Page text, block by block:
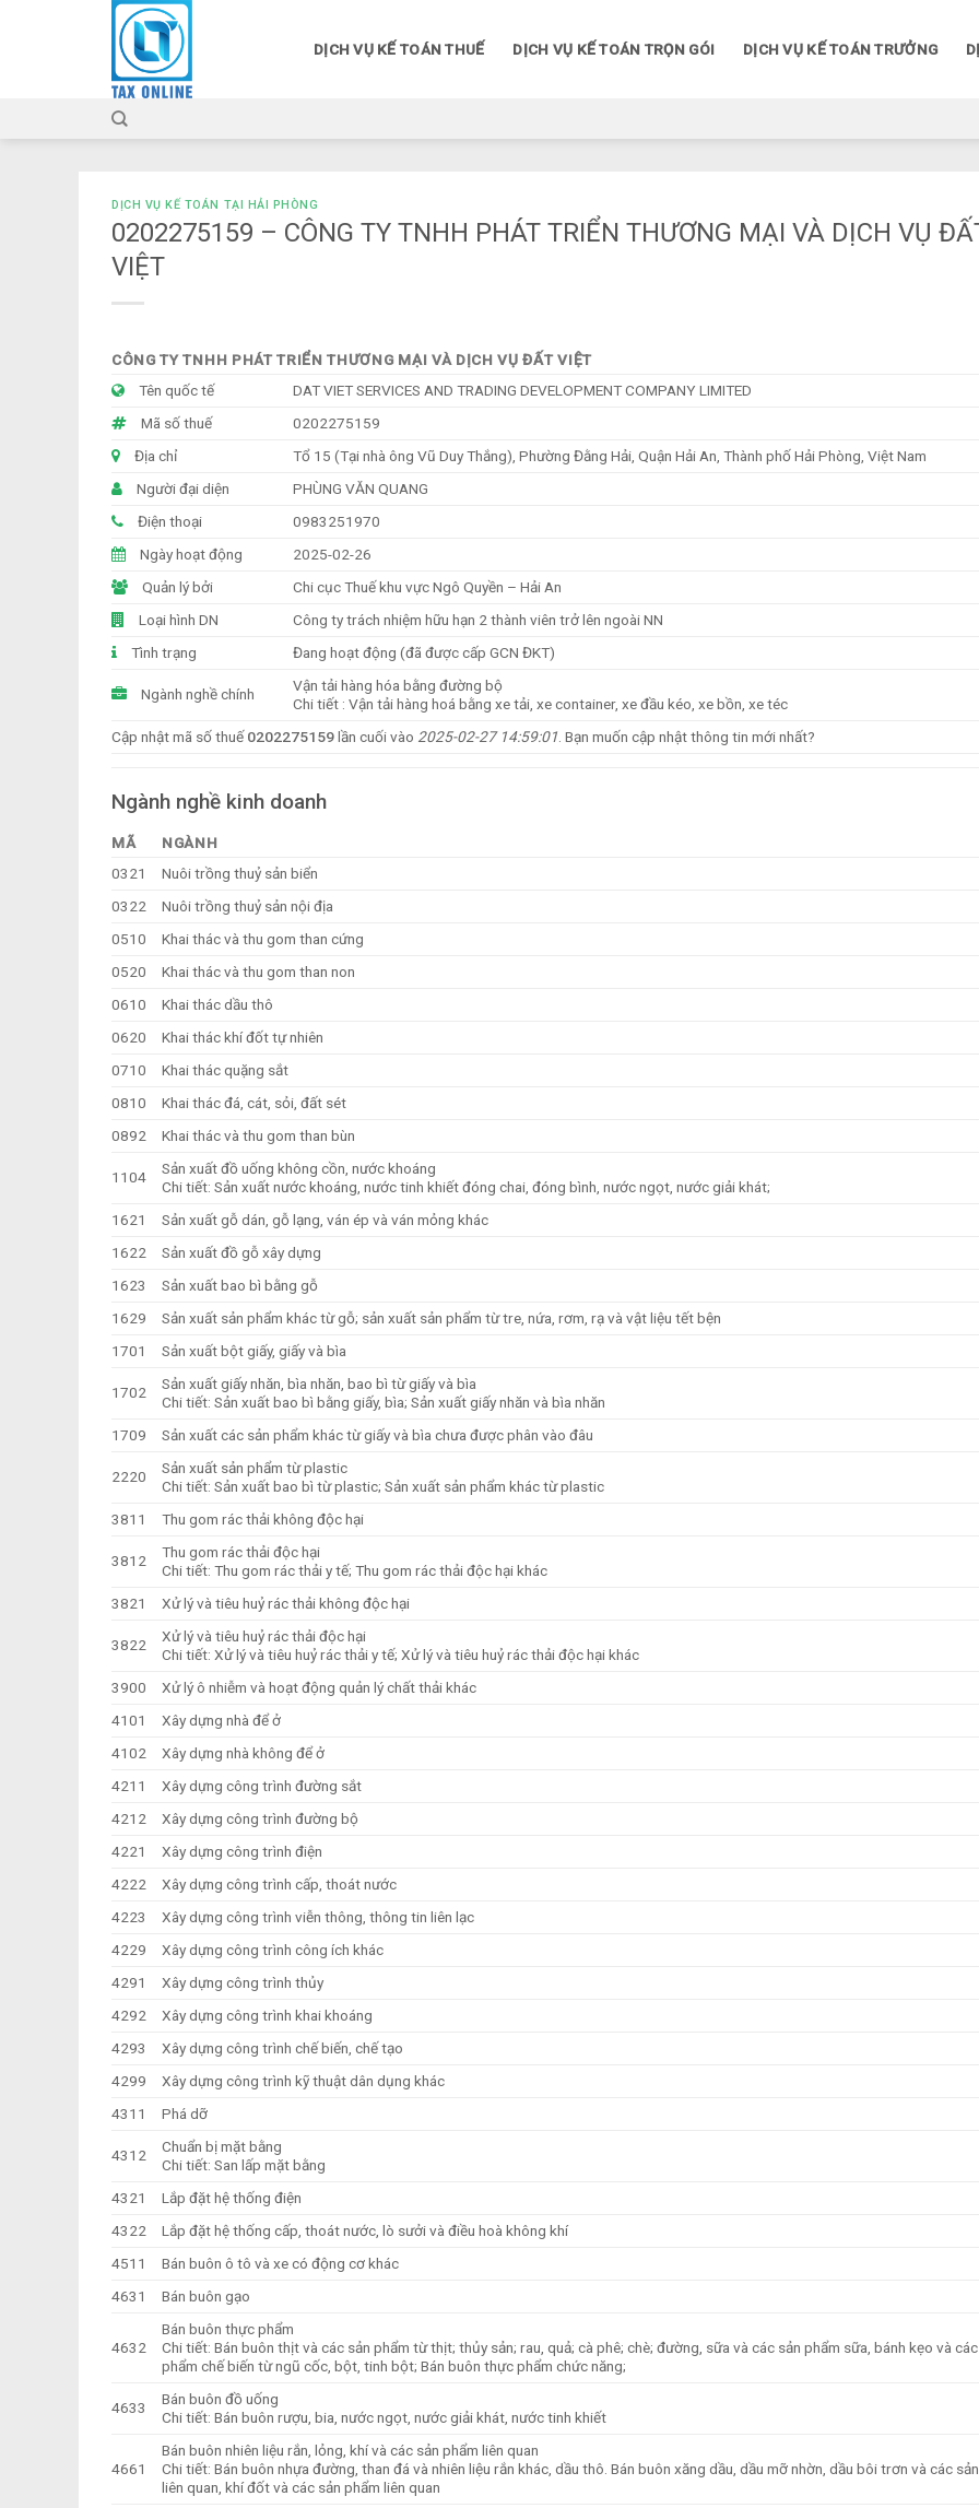
DỊCH VỤ KẾ TOÁN THUẾ DỊCH VỤ KẾ TOÁN TRỌN GÓI DỊCH VỤ KẾ TOÁN TRƯỞNG
DỊCH VỤ KẾ TOÁN TẠI HẢI PHÒNG
0202275159 – CÔNG TY TNHH PHÁT TRIỂN THƯƠNG MẠI VÀ DỊCH VỤ
VIỆT
CÔNG TY TNHH PHÁT TRIỂN THƯƠNG MẠI VÀ DỊCH VỤ ĐẤT VIỆT
Tên quốc tế
DAT VIET SERVICES AND TRADING DEVELOPMENT COMPANY LIMITED
Mã số thuế
0202275159
Địa chỉ
Tổ 15 (Tại nhà ông Vũ Duy Thắng), Phường Đằng Hải, Quận Hải An, Thành phố Hải Phòng, Việt Nam
Người đại diện
PHÙNG VĂN QUANG
Điện thoại
0983251970
Ngày hoạt động
2025-02-26
Quản lý bởi
Chi cục Thuế khu vực Ngô Quyền – Hải An
Loại hình DN
Công ty trách nhiệm hữu hạn 2 thành viên trở lên ngoài NN
Tình trạng
Đang hoạt động (đã được cấp GCN ĐKT)
Ngành nghề chính
Vận tải hàng hóa bằng đường bộ
Chi tiết : Vận tải hàng hoá bằng xe tải, xe container, xe đầu kéo, xe bồn, xe téc
Cập nhật mã số thuế0202275159lần cuối vào 2025-02-27 14:59:01. Bạn muốn cập nhật thông tin mới nhất?
Ngành nghề kinh doanh
MÃ
NGÀNH
0321
Nuôi trồng thuỷ sản biển
0322
Nuôi trồng thuỷ sản nội địa
0510
Khai thác và thu gom than cứng
0520
Khai thác và thu gom than non
0610
Khai thác dầu thô
0620
Khai thác khí đốt tự nhiên
0710
Khai thác quặng sắt
0810
Khai thác đá, cát, sỏi, đất sét
0892
Khai thác và thu gom than bùn
1104
Sản xuất đồ uống không cồn, nước khoáng
Chi tiết: Sản xuất nước khoáng, nước tinh khiết đóng chai, đóng bình, nước ngọt, nước giải khát;
1621
Sản xuất gỗ dán, gỗ lạng, ván ép và ván mỏng khác
1622
Sản xuất đồ gỗ xây dựng
1623
Sản xuất bao bì bằng gỗ
1629
Sản xuất sản phẩm khác từ gỗ; sản xuất sản phẩm từ tre, nứa, rơm, rạ và vật liệu tết bện
1701
Sản xuất bột giấy, giấy và bìa
1702
Sản xuất giấy nhăn, bìa nhăn, bao bì từ giấy và bìa
Chi tiết: Sản xuất bao bì bằng giấy, bìa; Sản xuất giấy nhăn và bìa nhăn
1709
Sản xuất các sản phẩm khác từ giấy và bìa chưa được phân vào đâu
2220
Sản xuất sản phẩm từ plastic
Chi tiết: Sản xuất bao bì từ plastic; Sản xuất sản phẩm khác từ plastic
3811
Thu gom rác thải không độc hại
3812
Thu gom rác thải độc hại
Chi tiết: Thu gom rác thải y tế; Thu gom rác thải độc hại khác
3821
Xử lý và tiêu huỷ rác thải không độc hại
3822
Xử lý và tiêu huỷ rác thải độc hại
Chi tiết: Xử lý và tiêu huỷ rác thải y tế; Xử lý và tiêu huỷ rác thải độc hại khác
3900
Xử lý ô nhiễm và hoạt động quản lý chất thải khác
4101
Xây dựng nhà để ở
4102
Xây dựng nhà không để ở
4211
Xây dựng công trình đường sắt
4212
Xây dựng công trình đường bộ
4221
Xây dựng công trình điện
4222
Xây dựng công trình cấp, thoát nước
4223
Xây dựng công trình viễn thông, thông tin liên lạc
4229
Xây dựng công trình công ích khác
4291
Xây dựng công trình thủy
4292
Xây dựng công trình khai khoáng
4293
Xây dựng công trình chế biến, chế tạo
4299
Xây dựng công trình kỹ thuật dân dụng khác
4311
Phá dỡ
4312
Chuẩn bị mặt bằng
Chi tiết: San lấp mặt bằng
4321
Lắp đặt hệ thống điện
4322
Lắp đặt hệ thống cấp, thoát nước, lò sưởi và điều hoà không khí
4511
Bán buôn ô tô và xe có động cơ khác
4631
Bán buôn gạo
4632
Bán buôn thực phẩm
Chi tiết: Bán buôn thịt và các sản phẩm từ thịt; thủy sản; rau, quả; cà phê; chè; đường, sữa và các sản phẩm sữa, bánh kẹo và
phẩm chế biến từ ngũ cốc, bột, tinh bột; Bán buôn thực phẩm chức năng;
4633
Bán buôn đồ uống
Chi tiết: Bán buôn rượu, bia, nước ngọt, nước giải khát, nước tinh khiết
4661
Bán buôn nhiên liệu rắn, lỏng, khí và các sản phẩm liên quan
Chi tiết: Bán buôn nhựa đường, than đá và nhiên liệu rắn khác, dầu thô. Bán buôn xăng dầu, dầu mỡ nhờn, dầu bôi trơn và các
liên quan, khí đốt và các sản phẩm liên quan